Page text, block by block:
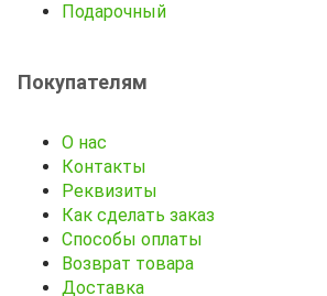
Подарочный
Покупателям
О нас
Контакты
Реквизиты
Как сделать заказ
Способы оплаты
Возврат товара
Доставка